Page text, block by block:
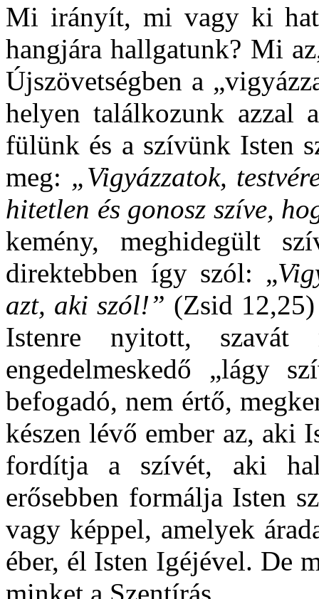
Mi irányít, mi vagy ki
hangjára hallgatunk? Mi
Újszövetségben a
helyen találkozunk azzal
fülünk és a szívünk Isten
meg: „Vigyázzatok,
hitetlen és gonosz szíve,
kemény, meghidegült
direktebben így szól: „
azt, aki szól!” (Zsid
Istenre nyitott, szavát
engedelmeskedő „lágy
befogadó, nem értő,
készen lévő ember az, aki
fordítja a szívét, aki
erősebben formálja Isten
vagy képpel, amelyek
éber, él Isten Igéjével. De
minket a Szentírás.